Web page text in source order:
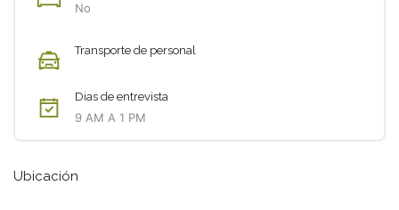
No
Transporte de personal
Dias de entrevista
9 AM A 1 PM
Ubicación